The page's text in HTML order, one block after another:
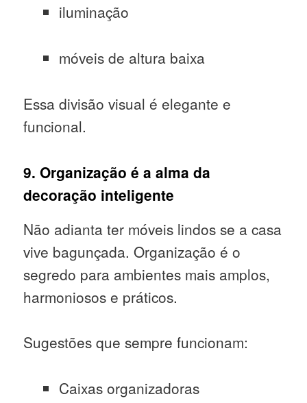
iluminação
móveis de altura baixa
Essa divisão visual é elegante e
funcional.
9. Organização é a alma da
decoração inteligente
Não adianta ter móveis lindos se a casa
vive bagunçada. Organização é o
segredo para ambientes mais amplos,
harmoniosos e práticos.
Sugestões que sempre funcionam:
Caixas organizadoras